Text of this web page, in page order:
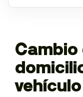
vehículo